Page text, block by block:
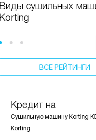
Виды сушильных
Korting
ВСЕ РЕЙТИНГИ
Кредит на
Сушильную машину Korting
Korting